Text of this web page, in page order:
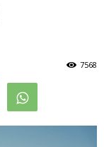
7568